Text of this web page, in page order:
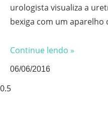
urologista visualiza a
bexiga com um aparelho
fibras ópticas que, com
fonte de luz externa,
Continue lendo »
06/06/2016